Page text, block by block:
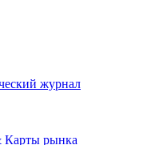
журнал
Карты рынка